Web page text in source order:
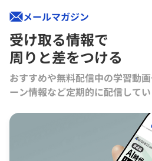
メールマガジン
受け取る情報で
周りと差をつける
おすすめや無料配信中の学習動
ーン情報など定期的に配信してい